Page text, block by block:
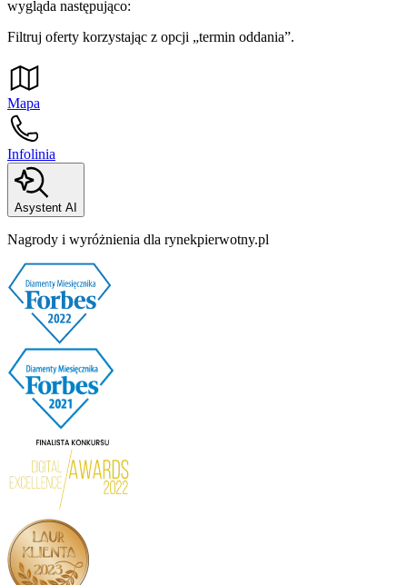
wygląda następująco:
Filtruj oferty korzystając z opcji „termin oddania”.
Mapa
Infolinia
Asystent AI
Nagrody i wyróżnienia dla rynekpierwotny.pl